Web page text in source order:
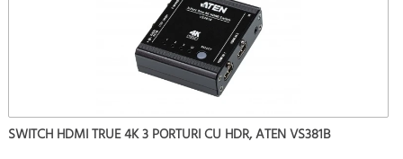
SWITCH HDMI TRUE 4K 3 PORTURI CU HDR, ATEN VS381B